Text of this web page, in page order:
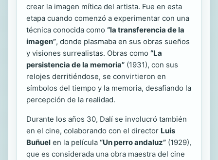
crear la imagen mítica del artista. Fue en esta
etapa cuando comenzó a experimentar con una
técnica conocida como “la transferencia de la
imagen”, donde plasmaba en sus obras sueños
y visiones surrealistas. Obras como “La
persistencia de la memoria” (1931), con sus
relojes derritiéndose, se convirtieron en
símbolos del tiempo y la memoria, desafiando la
percepción de la realidad.
Durante los años 30, Dalí se involucró también
en el cine, colaborando con el director Luis
Buñuel en la película “Un perro andaluz” (1929),
que es considerada una obra maestra del cine